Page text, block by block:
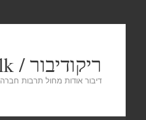
ריקודיבור / DanceTalk
דיבור אודות מחול תרבות חברה